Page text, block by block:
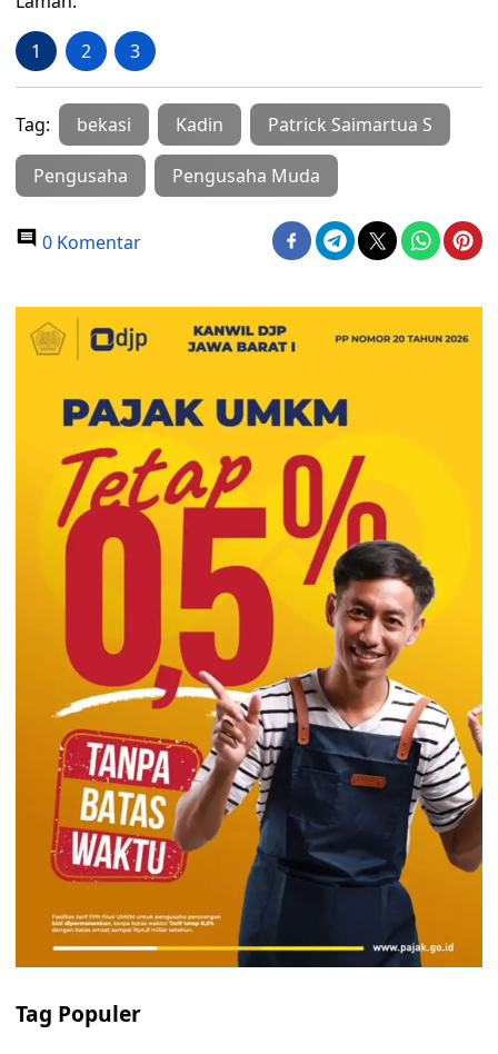
1 2 3
Tag: bekasi Kadin Patrick Saimartua S
Pengusaha Pengusaha Muda
0 Komentar
Tag Populer